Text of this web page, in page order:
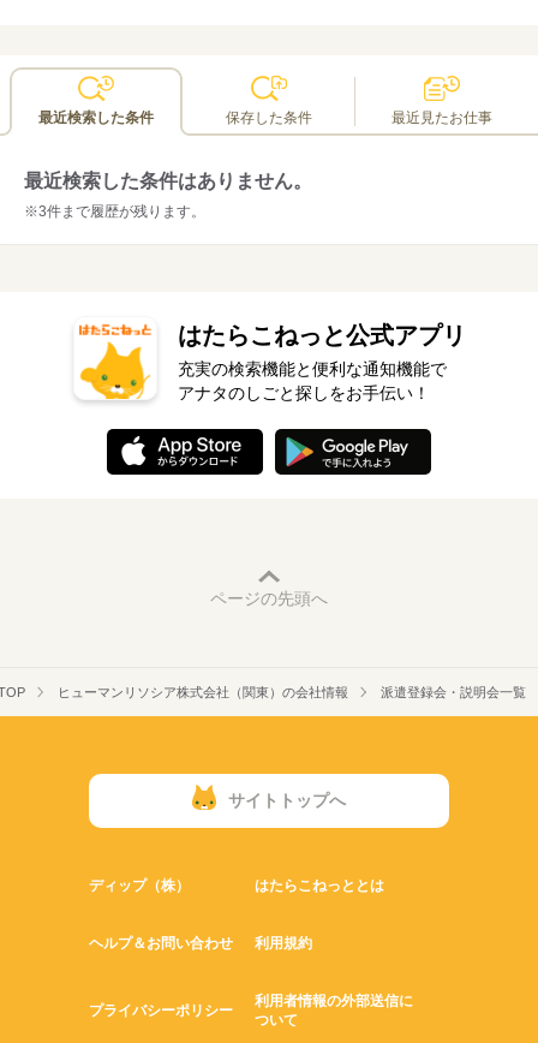
最近検索した条件 保存した条件 最近見たお仕事
最近検索した条件はありません。
※3件まで履歴が残ります。
はたらこねっと公式アプリ
充実の検索機能と便利な通知機能で
アナタのしごと探しをお手伝い！
ページの先頭へ
ヒューマンリソシア株式会社（関東）の会社情報 派遣登録会・説明会一覧
サイトトップへ
ディップ（株） はたらこねっととは
ヘルプ＆お問い合わせ 利用規約
プライバシーポリシー
利用者情報の外部送信に
ついて